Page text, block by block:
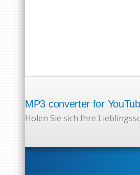
MP3 converter for
Holen Sie sich Ihre